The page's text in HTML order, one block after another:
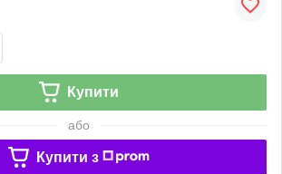
Купити
або
Купити з